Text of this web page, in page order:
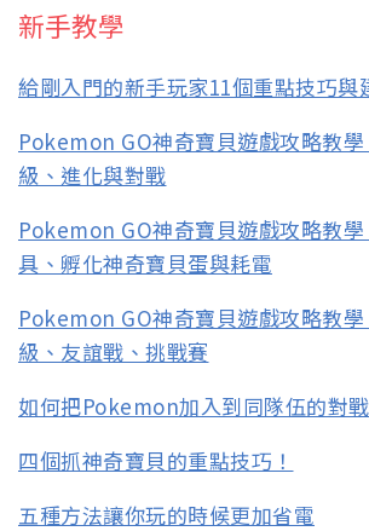
新手教學
給剛入門的新手玩家11個重點技巧與
Pokemon GO神奇寶貝遊戲攻略教
級、進化與對戰
Pokemon GO神奇寶貝遊戲攻略教
具、孵化神奇寶貝蛋與耗電
Pokemon GO神奇寶貝遊戲攻略教學
級、友誼戰、挑戰賽
如何把Pokemon加入到同隊伍的對戰
四個抓神奇寶貝的重點技巧！
五種方法讓你玩的時候更加省電